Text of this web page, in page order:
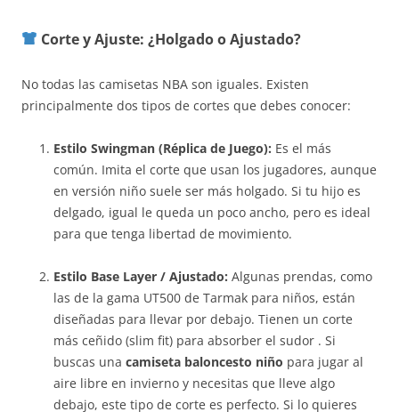
Corte y Ajuste: ¿Holgado o Ajustado?
No todas las camisetas NBA son iguales. Existen
principalmente dos tipos de cortes que debes conocer:
Estilo Swingman (Réplica de Juego): Es el más
común. Imita el corte que usan los jugadores, aunque
en versión niño suele ser más holgado. Si tu hijo es
delgado, igual le queda un poco ancho, pero es ideal
para que tenga libertad de movimiento.
Estilo Base Layer / Ajustado: Algunas prendas, como
las de la gama UT500 de Tarmak para niños, están
diseñadas para llevar por debajo. Tienen un corte
más ceñido (slim fit) para absorber el sudor . Si
buscas una camiseta baloncesto niño para jugar al
aire libre en invierno y necesitas que lleve algo
debajo, este tipo de corte es perfecto. Si lo quieres